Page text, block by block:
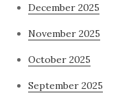
December 2025
November 2025
October 2025
September 2025